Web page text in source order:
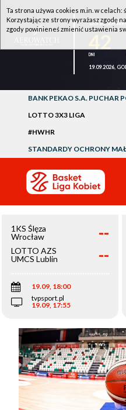
1KS ŚLĘZA
19.09.2026,
BANK PEKAO S.A. PUCHAR
LOTTO 3X3 LIGA
#HWHR
STANDARDY OCHRONY
1KS Ślęza
Wrocław
--
LOTTO AZS
UMCS Lublin
--
19.09, 18:00
tvpsport.pl
19.09, 17:55
Ta strona używa cookies m.in. w
Korzystając ze strony wyrażasz zgodę
zgody powinieneś zmienić ustawienia